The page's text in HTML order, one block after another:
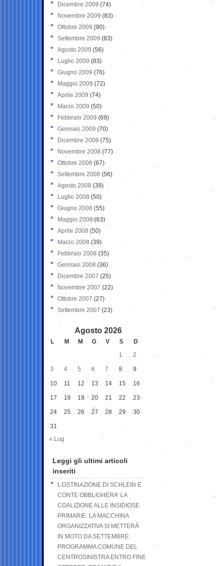
Dicembre 2009 (74)
Novembre 2009 (83)
Ottobre 2009 (90)
Settembre 2009 (83)
Agosto 2009 (56)
Luglio 2009 (83)
Giugno 2009 (76)
Maggio 2009 (72)
Aprile 2009 (74)
Marzo 2009 (50)
Febbraio 2009 (69)
Gennaio 2009 (70)
Dicembre 2008 (75)
Novembre 2008 (77)
Ottobre 2008 (67)
Settembre 2008 (56)
Agosto 2008 (39)
Luglio 2008 (50)
Giugno 2008 (55)
Maggio 2008(63)
Aprile 2008 (50)
Marzo 2008 (39)
Febbraio 2008 (35)
Gennaio 2008 (36)
Dicembre 2007 (25)
Novembre 2007 (22)
Ottobre 2007 (27)
Settembre 2007 (23)
Agosto 2026
L M M G V S
D
1
2
3 4 5 6 7 8 9
10 11 12 13 14 15 16
17 18 19 20 21 22 23
24 25 26 27 28 29 30
31
« Lug
Leggi gli ultimi articoli
inseriti
L’OSTINAZIONE DI SCHLEIN E
CONTE OBBLIGHERA’ LA
COALIZIONE ALLE INSIDIOSE
PRIMARIE. LA MACCHINA
ORGANIZZATIVA SI METTERÀ
IN MOTO DA SETTEMBRE:
PROGRAMMA COMUNE DEL
CENTROSINISTRA ENTRO FINE